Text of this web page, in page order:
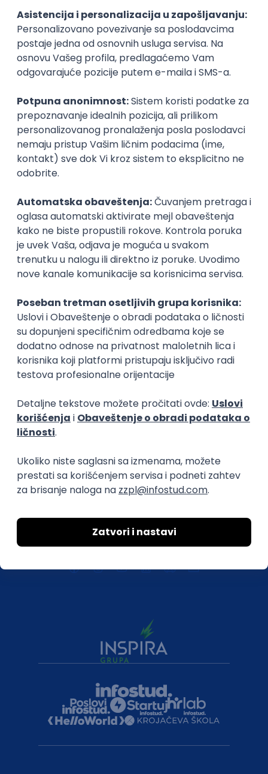
27.08.2026.
Git Selenium AWS DevOps REST QA
Cloud
Cypress
Senior
Senior Front-End Engineer (React)
Remote
22.08.2026.
CSS DevOps REST TypeScript Cypress Senior
Istaknuti poslodavci
Okupljamo IT zajednicu, podižemo
transparentnost domaćeg IT tržišta rada i
efikasno spajamo kandidate i poslodavce.
Uslovi korišćenja
Politika privatnosti
Uklonjeni profili poslodavaca
Za medije